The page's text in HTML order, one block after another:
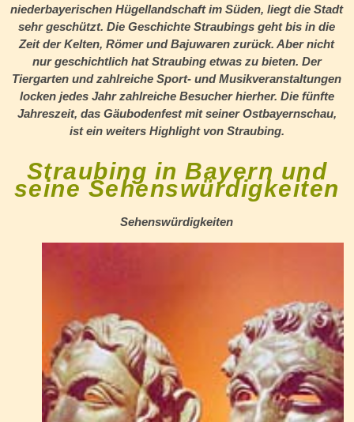
niederbayerischen Hügellandschaft im Süden, liegt die Stadt
sehr geschützt. Die Geschichte Straubings geht bis in die
Zeit der Kelten, Römer und Bajuwaren zurück. Aber nicht
nur geschichtlich hat Straubing etwas zu bieten. Der
Tiergarten und zahlreiche Sport- und Musikveranstaltungen
locken jedes Jahr zahlreiche Besucher hierher. Die fünfte
Jahreszeit, das Gäubodenfest mit seiner Ostbayernschau,
ist ein weiters Highlight von Straubing.
Straubing in Bayern und
seine Sehenswürdigkeiten
Sehenswürdigkeiten